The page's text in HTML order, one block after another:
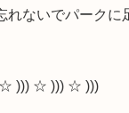
れないでパークに
))) ☆ ))) ☆ )))